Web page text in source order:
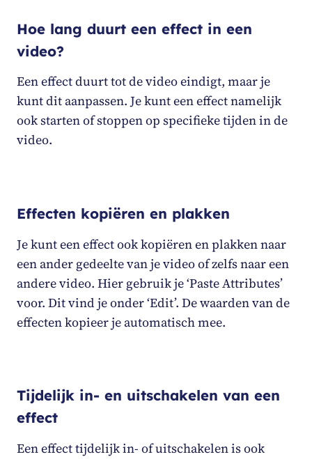
Hoe lang duurt een effect in een
video?
Een effect duurt tot de video eindigt, maar je
kunt dit aanpassen. Je kunt een effect namelijk
ook starten of stoppen op specifieke tijden in de
video.
Effecten kopiëren en plakken
Je kunt een effect ook kopiëren en plakken naar
een ander gedeelte van je video of zelfs naar een
andere video. Hier gebruik je ‘Paste Attributes’
voor. Dit vind je onder ‘Edit’. De waarden van de
effecten kopieer je automatisch mee.
Tijdelijk in- en uitschakelen van een
effect
Een effect tijdelijk in- of uitschakelen is ook